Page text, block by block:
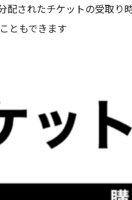
されたチケットの受取り
ともできます